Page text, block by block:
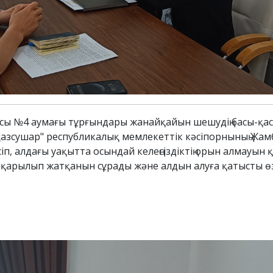
№4 аумағы тұрғындары жанайқайын шешудің басы-
республикалық мемлекеттік кәсіпорнының
уақытта осындай келеңсіздіктің орын
жатқанын сұрады және алдын алуға қатысты